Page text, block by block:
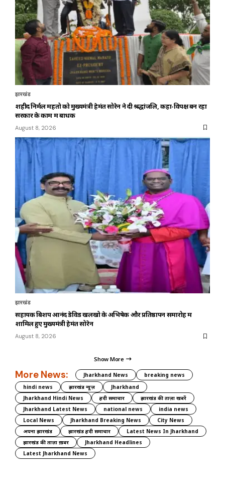
झारखंड
शहीद निर्मल महतो को मुख्यमंत्री हेमंत सोरेन ने दी श्रद्धांजलि, कहा-विपक्ष बन रहा
सरकार के काम में बाधक
August 8, 2026
झारखंड
सहायक बिशप आनंद डेविड खलखो के अभिषेक और प्रतिष्ठापन समारोह में
शामिल हुए मुख्यमंत्री हेमंत सोरेन
August 8, 2026
Show More
More News: Jharkhand News
breaking news
hindi news
झारखंड न्यूज़
Jharkhand
Jharkhand Hindi News
हिंदी समाचार
झारखंड की ताज़ा खबरें
Jharkhand Latest News
national news
india news
Local News
Jharkhand Breaking News
City News
अपना झारखंड
झारखंड हिंदी समाचार
Latest News In Jharkhand
झारखंड की ताज़ा ख़बर
Jharkhand Headlines
Latest Jharkhand News